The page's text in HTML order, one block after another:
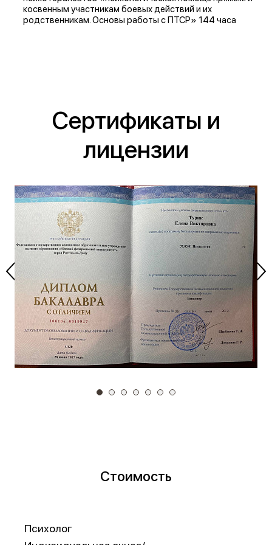
чтобы просто молча бояться выходить к доске.
катастрофой.
косвенным участникам боевых действий и их
родственникам. Основы работы с ПТСР» 144 часа
Сертификаты и
лицензии
Стоимость
Психолог